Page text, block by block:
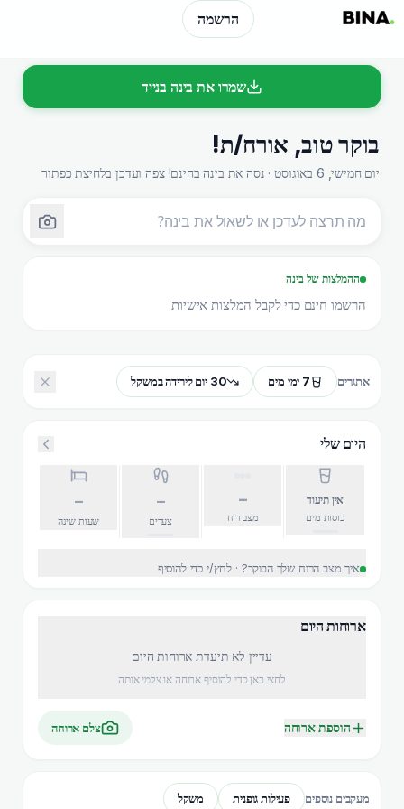
הרשמה
שמרו את בינה בנייד
בוקר טוב, אורח/ת!
יום חמישי, 6 באוגוסט · נסה את בינה בחינם! צפה ועדכן בלחיצת כפתור
ההמלצות של בינה
הרשמו חינם כדי לקבל המלצות אישיות
אתגרים 7 ימי מים 30 יום לירידה במשקל
היום שלי
אין תיעוד
כוסות מים
–
מצב רוח
–
צעדים
–
שעות שינה
איך מצב הרוח שלך הבוקר? · לחץ/י כדי להוסיף
ארוחות היום
עדיין לא תיעדת ארוחות היום
לחצי כאן כדי להוסיף ארוחה או צלמי אותה
הוספת ארוחה צלם ארוחה
מעקבים נוספים פעילות גופנית משקל